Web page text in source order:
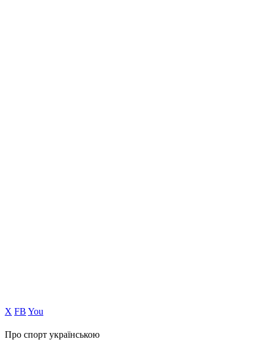
Х FB You
Про спорт українською